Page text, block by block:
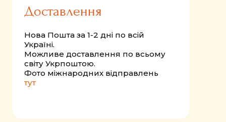
Нова Пошта за 1-2 дні по всій
Україні.
Можливе доставлення по всьому
світу Укрпоштою.
Фото міжнародних відправлень
тут
Доставлення